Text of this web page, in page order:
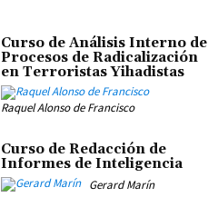
Curso de Análisis Interno de
Procesos de Radicalización
en Terroristas Yihadistas
Raquel Alonso de Francisco
Curso de Redacción de
Informes de Inteligencia
Gerard Marín